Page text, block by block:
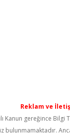
Reklam ve
Kanun gereğince
bulunmamaktadır.